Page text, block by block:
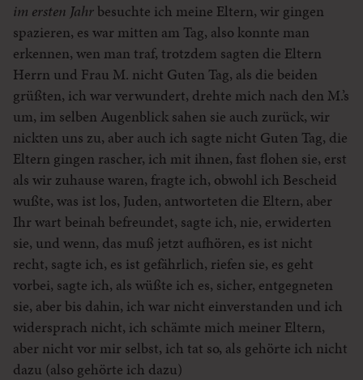
im ersten Jahr besuchte ich meine Eltern, wir gingen
spazieren, es war mitten am Tag, also konnte man
erkennen, wen man traf, trotzdem sagten die Eltern
Herrn und Frau M. nicht Guten Tag, als die beiden
grüßten, ich war verwundert, drehte mich nach den M.’s
um, im selben Augenblick sahen sie auch zurück, wir
nickten uns zu, aber auch ich sagte nicht Guten Tag, die
Eltern gingen rascher, ich mit ihnen, fast flohen sie, erst
als wir zuhause waren, fragte ich, obwohl ich Bescheid
wußte, was ist los, Juden, antworteten die Eltern, aber
Ihr wart beinah befreundet, sagte ich, nie, erwiderten
sie, und wenn, das muß jetzt aufhören, es ist nicht
recht, sagte ich, es ist gefährlich, riefen sie, es geht
vorbei, sagte ich, als wüßte ich es, sicher, entgegneten
sie, aber bis dahin, ich war nicht einverstanden und ich
widersprach nicht, ich schämte mich meiner Eltern,
aber nicht vor mir selbst, ich tat so, als gehörte ich nicht
dazu (also gehörte ich dazu)